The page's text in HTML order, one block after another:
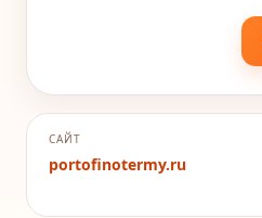
САЙТ
portofinotermy.ru